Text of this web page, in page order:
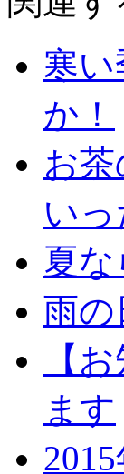
寒
か！
お
い
夏
雨の
【
ます